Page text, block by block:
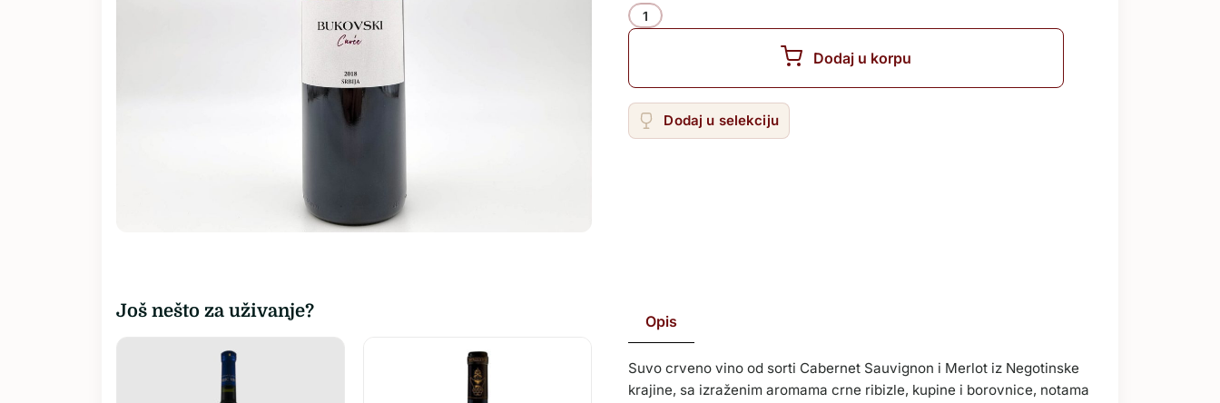
Količina
Dodaj u korpu
Dodaj u selekciju
Još nešto za uživanje? Opis
Suvo crveno vino od sorti Cabernet Sauvignon i Merlot iz Negotinske
krajine, sa izraženim aromama crne ribizle, kupine i borovnice, notama